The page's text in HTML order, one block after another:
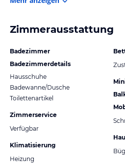
Zimmerausstattung
Badezimmer
Badezimmerdetails
Hausschuhe
Badewanne/Dusche
Toilettenartikel
Zimmerservice
Verfügbar
Klimatisierung
Heizung